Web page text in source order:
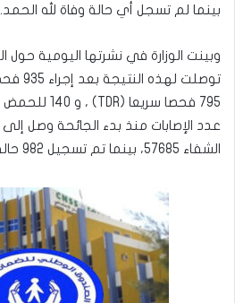
بينما لم تسجل أي حالة وفاة لله الحمد.
وبينت الوزارة في نشرتها اليومية حول
توصلت
الشفاء 57685، بينما تم تسجيل 982 حالة وفاة.